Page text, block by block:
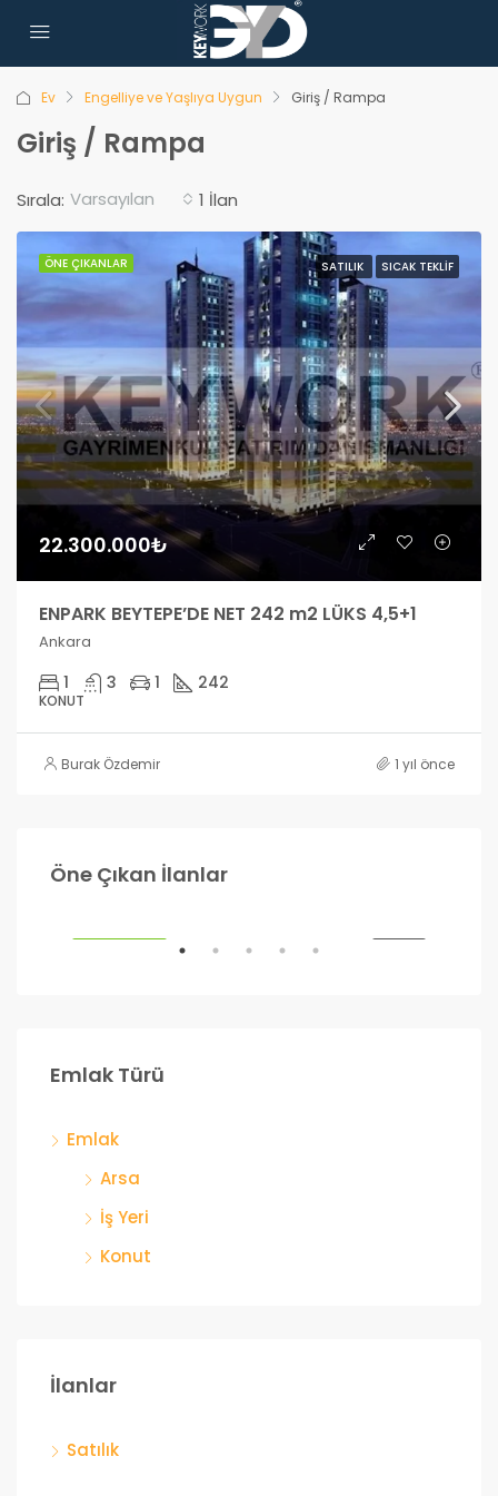
Ev Engelliye ve Yaşlıya Uygun Giriş / Rampa
Giriş / Rampa
1 İlan
Sırala: Varsayılan
ÖNE ÇIKANLAR SATILIK SICAK TEKLIF
22.300.000₺
ENPARK BEYTEPE’DE NET 242 m2 LÜKS 4,5+1
Ankara
1 3 1 242
KONUT
Burak Özdemir 1 yıl önce
Öne Çıkan İlanlar
990.000₺
Ankara
Emlak Türü
Emlak
Arsa
İş Yeri
Konut
İlanlar
Satılık